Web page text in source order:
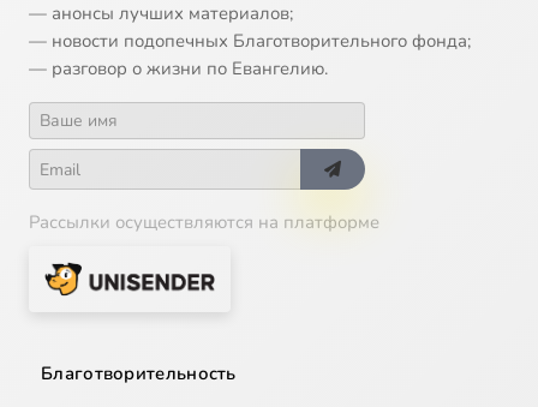
— анонсы лучших материалов;
— новости подопечных Благотворительного фонда;
— разговор о жизни по Евангелию.
Рассылки осуществляются на платформе
Благотворительность